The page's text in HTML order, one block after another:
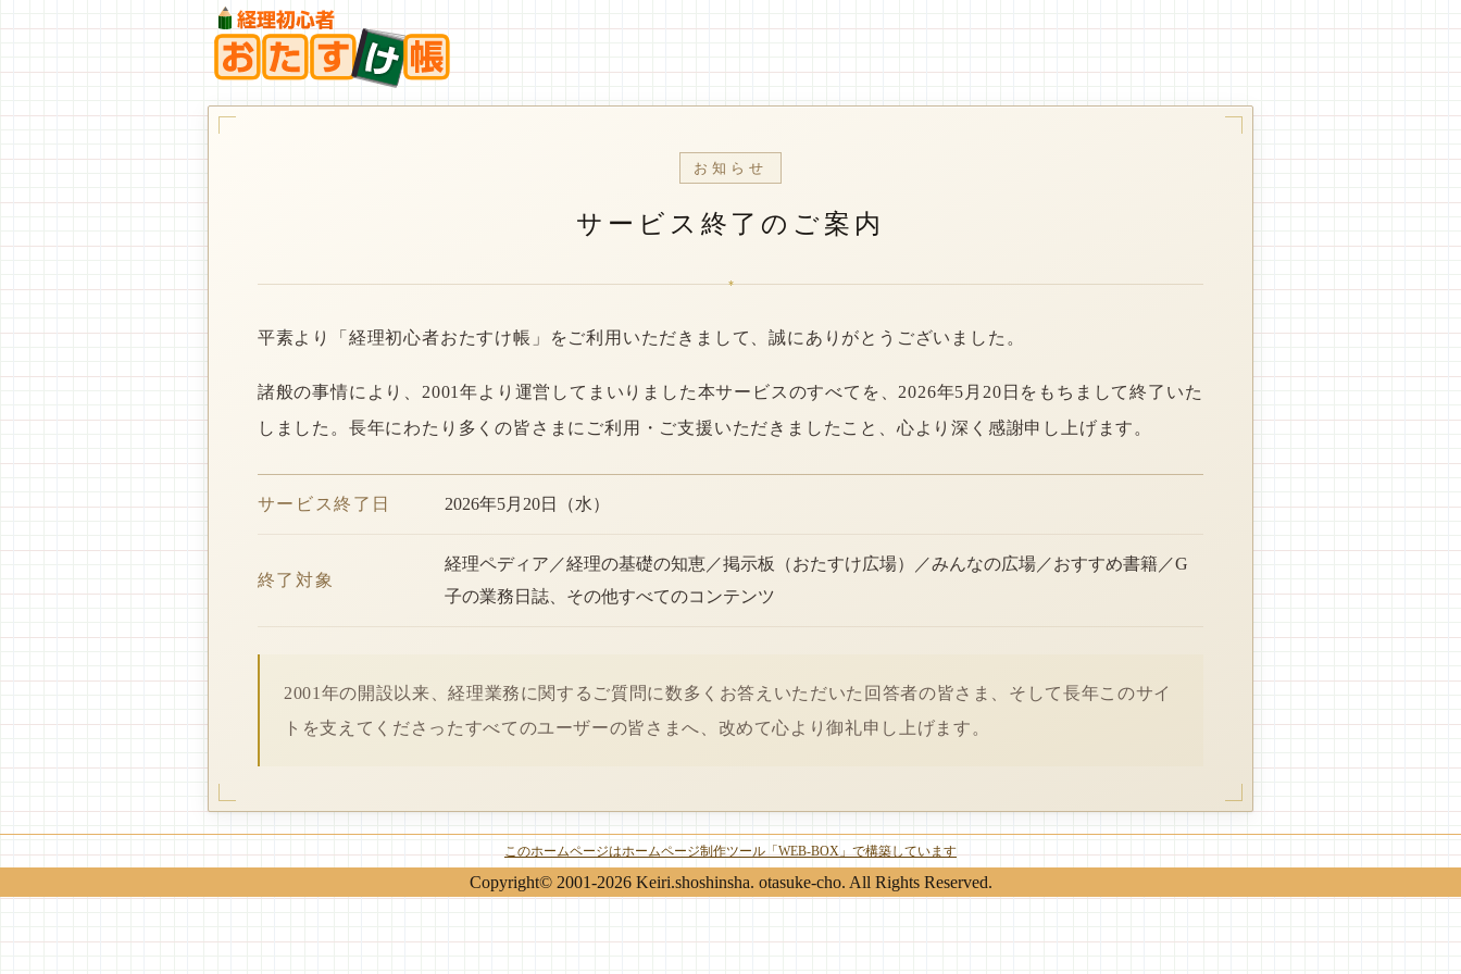
お知らせ
サービス終了のご案内
*
平素より「経理初心者おたすけ帳」をご利用いただきまして、誠にありがとうございました。
諸般の事情により、2001年より運営してまいりました本サービスのすべてを、2026年5月20日をもちまして終了いた
しました。長年にわたり多くの皆さまにご利用・ご支援いただきましたこと、心より深く感謝申し上げます。
サービス終了日 2026年5月20日（水）
終了対象
経理ペディア／経理の基礎の知恵／掲示板（おたすけ広場）／みんなの広場／おすすめ書籍／G
子の業務日誌、その他すべてのコンテンツ
2001年の開設以来、経理業務に関するご質問に数多くお答えいただいた回答者の皆さま、そして長年このサイ
トを支えてくださったすべてのユーザーの皆さまへ、改めて心より御礼申し上げます。
このホームページはホームページ制作ツール「WEB-BOX」で構築しています
Copyright© 2001-2026 Keiri.shoshinsha. otasuke-cho. All Rights Reserved.